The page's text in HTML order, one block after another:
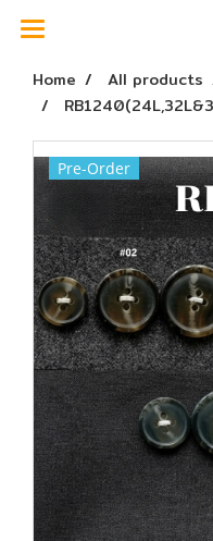
Home All products
Pre-Order